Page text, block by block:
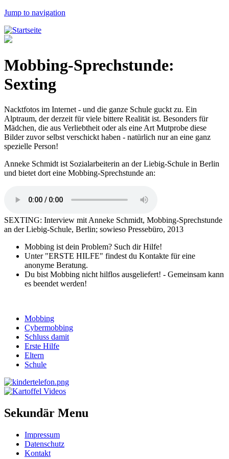
Jump to navigation
Mobbing-Sprechstunde:
Sexting
Nacktfotos im Internet - und die ganze Schule guckt zu. Ein
Alptraum, der derzeit für viele bittere Realität ist. Besonders für
Mädchen, die aus Verliebtheit oder als eine Art Mutprobe diese
Bilder zuvor selbst verschickt haben - natürlich nur an eine ganz
spezielle Person!
Anneke Schmidt ist Sozialarbeiterin an der Liebig-Schule in Berlin
und bietet dort eine Mobbing-Sprechstunde an:
SEXTING: Interview mit Anneke Schmidt, Mobbing-Sprechstunde
an der Liebig-Schule, Berlin; sowieso Pressebüro, 2013
Mobbing ist dein Problem? Such dir Hilfe!
Unter "ERSTE HILFE" findest du Kontakte für eine
anonyme Beratung.
Du bist Mobbing nicht hilflos ausgeliefert! - Gemeinsam kann
es beendet werden!
Mobbing
Cybermobbing
Schluss damit
Erste Hilfe
Eltern
Schule
Sekundär Menu
Impressum
Datenschutz
Kontakt